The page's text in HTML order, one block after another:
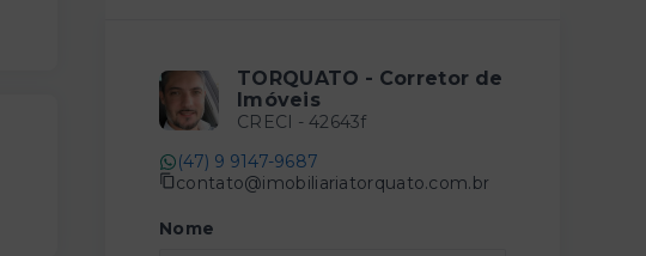
TORQUATO - Corretor de
Imóveis
CRECI - 42643f
(47) 9 9147-9687
contato@imobiliariatorquato.com.br
Nome